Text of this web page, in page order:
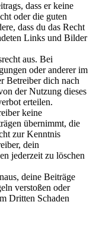
dass er keine
oder die guten
dass du das Recht
Links und Bilder
aus. Bei
oder anderer im
Betreiber dich nach
der Nutzung dieses
erteilen.
keine
übernimmt, die
zur Kenntnis
dein
jederzeit zu löschen
deine Beiträge
verstoßen oder
Dritten Schaden